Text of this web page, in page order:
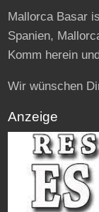
Mallorca Basar
Spanien,
Komm herein
Wir wünschen
Anzeige